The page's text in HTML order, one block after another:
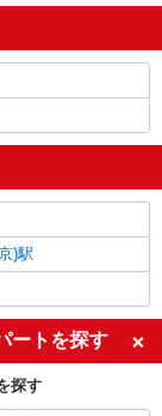
)駅
ートを探す
探す